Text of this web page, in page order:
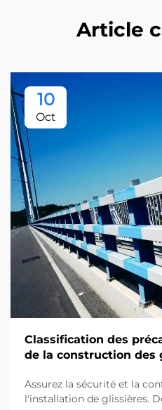
Article
10
Oct
Classification des
de la construction des
Assurez la sécurité et la
l'installation de glissières.